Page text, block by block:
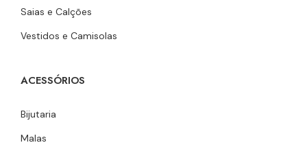
Saias e Calções
Vestidos e Camisolas
ACESSÓRIOS
Bijutaria
Malas